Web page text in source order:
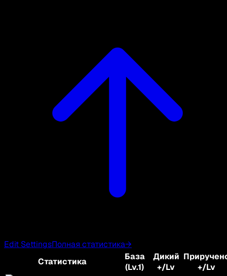
Edit SettingsПолная статистика→
Статистика
База
(Lv.1)
Дикий
+/Lv
+/Lv